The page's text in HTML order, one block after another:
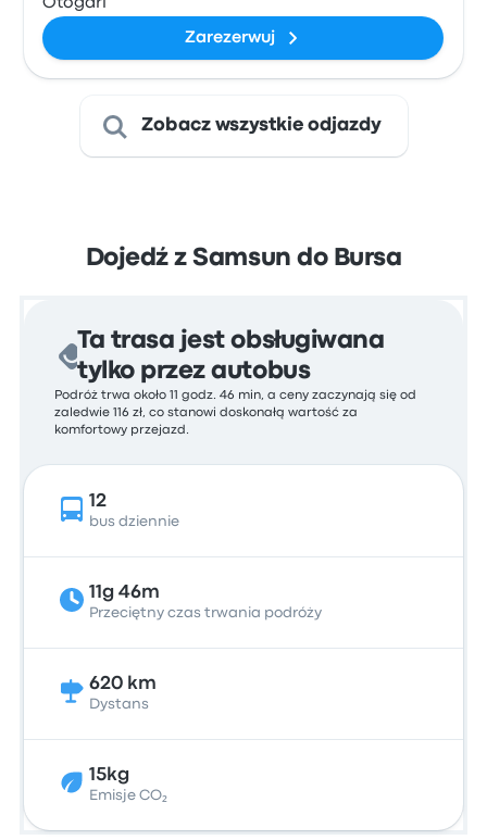
Otogarı
Zarezerwuj
Zobacz wszystkie odjazdy
Dojedź z Samsun do Bursa
Ta trasa jest obsługiwana
tylko przez autobus
Podróż trwa około 11 godz. 46 min, a ceny zaczynają się od
zaledwie 116 zł, co stanowi doskonałą wartość za
komfortowy przejazd.
12
bus dziennie
11g 46m
Przeciętny czas trwania podróży
620 km
Dystans
15kg
Emisje CO₂